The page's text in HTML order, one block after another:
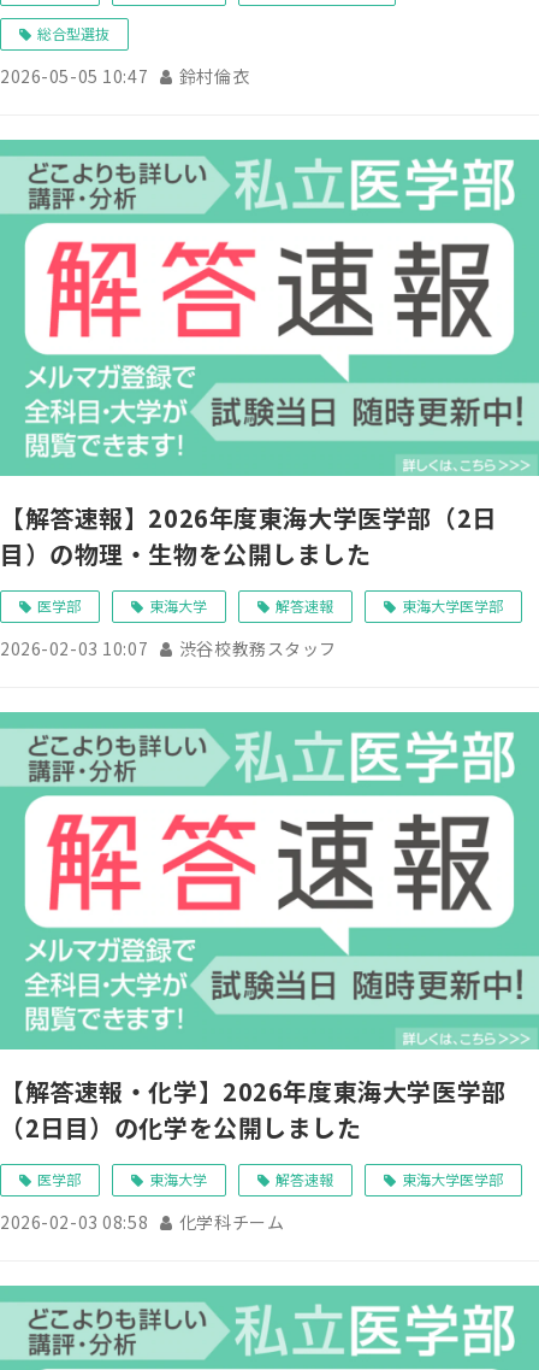
総合型選抜
2026-05-05 10:47 鈴村倫衣
【解答速報】2026年度東海大学医学部（2日
目）の物理・生物を公開しました
医学部 東海大学 解答速報 東海大学医学部
2026-02-03 10:07 渋谷校教務スタッフ
【解答速報・化学】2026年度東海大学医学部
（2日目）の化学を公開しました
医学部 東海大学 解答速報 東海大学医学部
2026-02-03 08:58 化学科チーム